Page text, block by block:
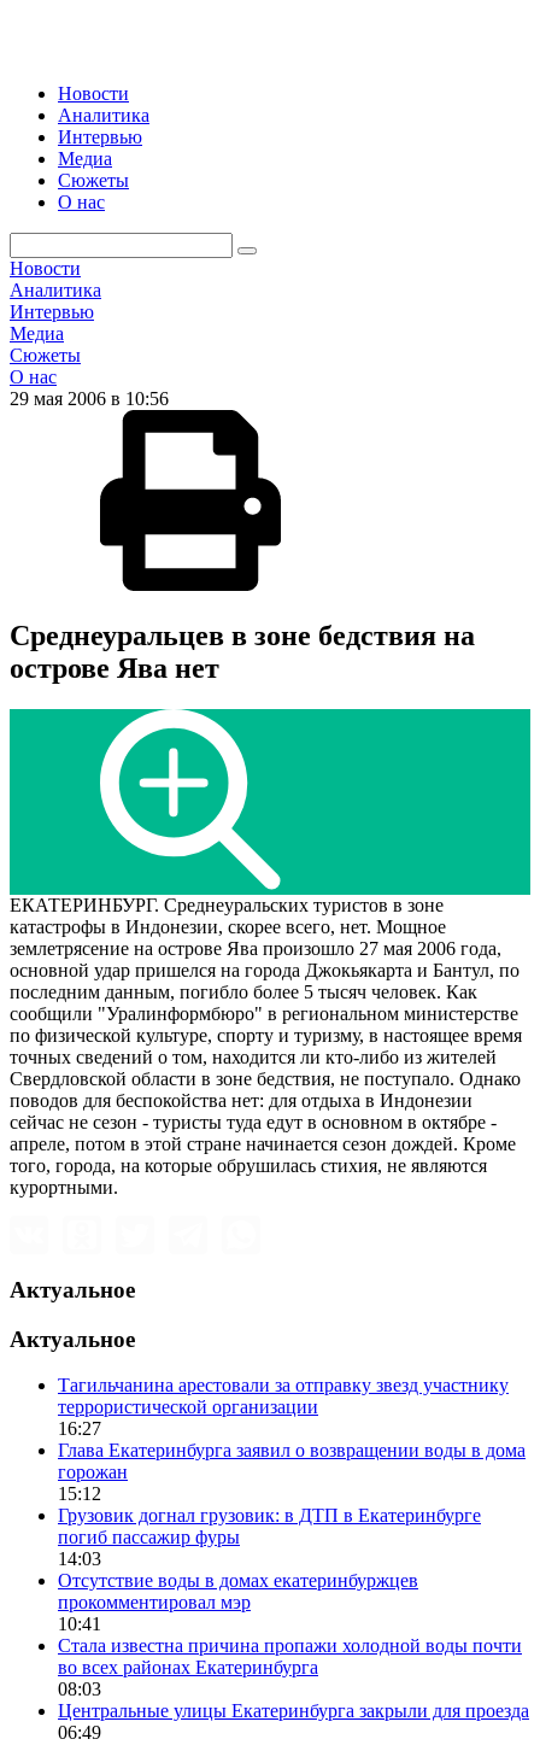
Новости
Аналитика
Интервью
Медиа
Сюжеты
О нас
Новости
Аналитика
Интервью
Медиа
Сюжеты
О нас
29 мая 2006 в 10:56
Среднеуральцев в зоне бедствия на
острове Ява нет
ЕКАТЕРИНБУРГ. Среднеуральских туристов в зоне
катастрофы в Индонезии, скорее всего, нет. Мощное
землетрясение на острове Ява произошло 27 мая 2006 года,
основной удар пришелся на города Джокьякарта и Бантул, по
последним данным, погибло более 5 тысяч человек. Как
сообщили "Уралинформбюро" в региональном министерстве
по физической культуре, спорту и туризму, в настоящее время
точных сведений о том, находится ли кто-либо из жителей
Свердловской области в зоне бедствия, не поступало. Однако
поводов для беспокойства нет: для отдыха в Индонезии
сейчас не сезон - туристы туда едут в основном в октябре -
апреле, потом в этой стране начинается сезон дождей. Кроме
того, города, на которые обрушилась стихия, не являются
курортными.
Актуальное
Актуальное
Тагильчанина арестовали за отправку звезд участнику
террористической организации
16:27
Глава Екатеринбурга заявил о возвращении воды в дома
горожан
15:12
Грузовик догнал грузовик: в ДТП в Екатеринбурге
погиб пассажир фуры
14:03
Отсутствие воды в домах екатеринбуржцев
прокомментировал мэр
10:41
Стала известна причина пропажи холодной воды почти
во всех районах Екатеринбурга
08:03
Центральные улицы Екатеринбурга закрыли для проезда
06:49